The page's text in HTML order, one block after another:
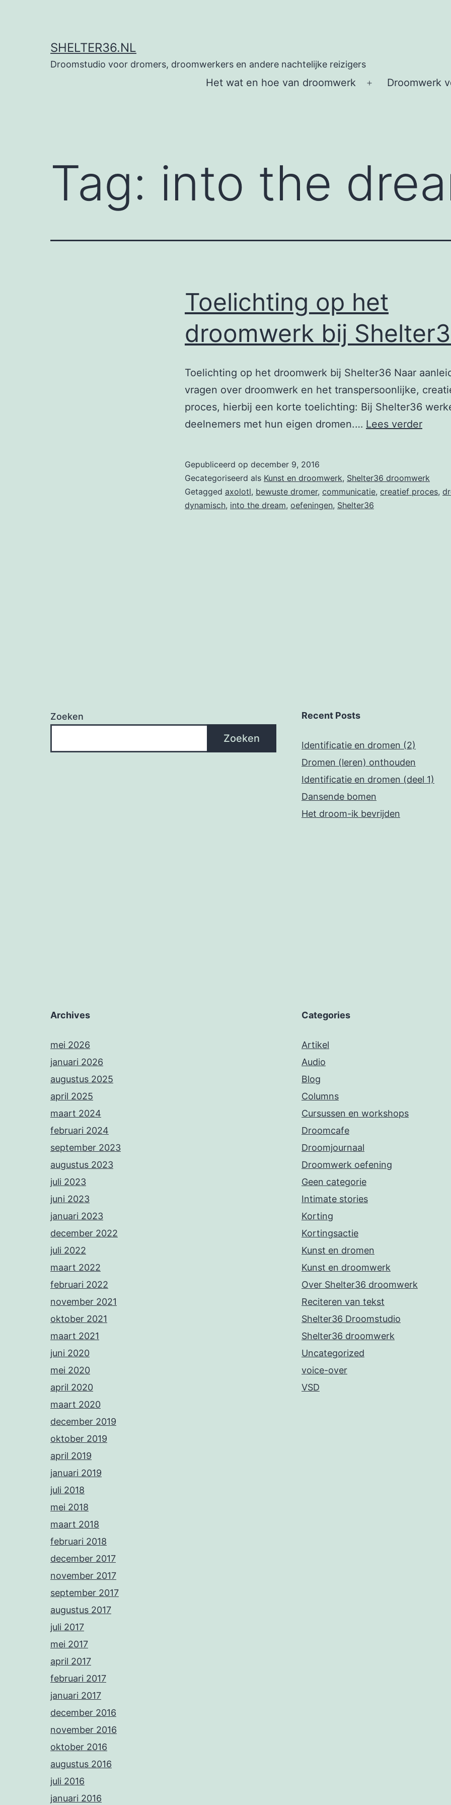
SHELTER36.NL
Droomstudio voor dromers, droomwerkers en andere nachtelijke reizigers
Het wat en hoe van droomwerk
Open
Droomwerk
Tag: into the
Toelichting op het
droomwerk bij
Toelichting op het droomwerk bij Shelter36 Naar
vragen over droomwerk en het transpersoonlijke,
proces, hierbij een korte toelichting: Bij Shelter36
deelnemers met hun eigen dromen.… Lees verder
bij
Gepubliceerd op december 9, 2016
Gecategoriseerd als Kunst en droomwerk, Shelter36 droomwerk
Getagged axolotl, bewuste dromer, communicatie, creatief proces,
dynamisch, into the dream, oefeningen, Shelter36
Zoeken
Zoeken
Recent Posts
Identificatie en dromen (2)
Dromen (leren) onthouden
Identificatie en dromen (deel 1)
Dansende bomen
Het droom-ik bevrijden
Archives
mei 2026
januari 2026
augustus 2025
april 2025
maart 2024
februari 2024
september 2023
augustus 2023
juli 2023
juni 2023
januari 2023
december 2022
juli 2022
maart 2022
februari 2022
november 2021
oktober 2021
maart 2021
juni 2020
mei 2020
april 2020
maart 2020
december 2019
oktober 2019
april 2019
januari 2019
juli 2018
mei 2018
maart 2018
februari 2018
december 2017
november 2017
september 2017
augustus 2017
juli 2017
mei 2017
april 2017
februari 2017
januari 2017
december 2016
november 2016
oktober 2016
augustus 2016
juli 2016
januari 2016
Categories
Artikel
Audio
Blog
Columns
Cursussen en workshops
Droomcafe
Droomjournaal
Droomwerk oefening
Geen categorie
Intimate stories
Korting
Kortingsactie
Kunst en dromen
Kunst en droomwerk
Over Shelter36 droomwerk
Reciteren van tekst
Shelter36 Droomstudio
Shelter36 droomwerk
Uncategorized
voice-over
VSD